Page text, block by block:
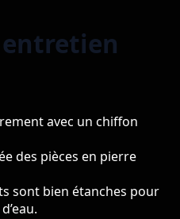
avec un chiffon
des pièces en pierre
sont bien étanches pour